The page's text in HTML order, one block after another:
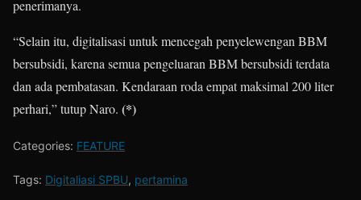
penerimanya.
“Selain itu, digitalisasi untuk mencegah penyelewengan BBM
bersubsidi, karena semua pengeluaran BBM bersubsidi terdata
dan ada pembatasan. Kendaraan roda empat maksimal 200 liter
perhari,” tutup Naro. (*)
Categories: FEATURE
Tags: Digitaliasi SPBU, pertamina